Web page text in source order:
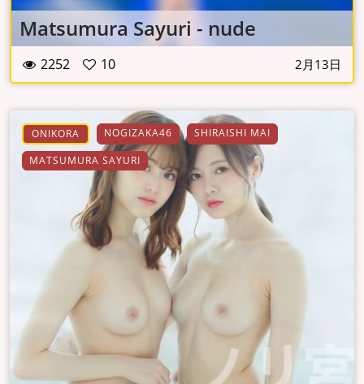
Matsumura Sayuri - nude
2252 10 2月13日
ONIKORA NOGIZAKA46
SHIRAISHI MAI
MATSUMURA SAYURI